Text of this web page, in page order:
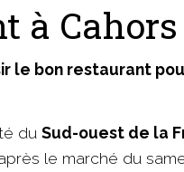
à Cahors
le bon restaurant
du Sud-ouest de la
le marché du